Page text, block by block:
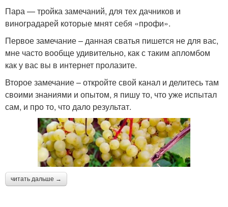
Пара — тройка замечаний, для тех дачников и
виноградарей которые мнят себя «профи».
Первое замечание – данная сватья пишется не для вас,
мне часто вообще удивительно, как с таким апломбом
как у вас вы в интернет пролазите.
Второе замечание – откройте свой канал и делитесь там
своими знаниями и опытом, я пишу то, что уже испытал
сам, и про то, что дало результат.
читать дальше →